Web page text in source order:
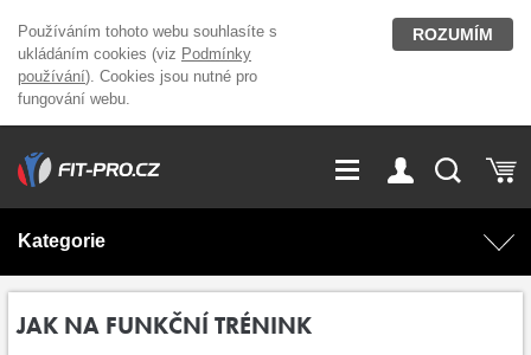
Používáním tohoto webu souhlasíte s
ukládáním cookies (viz Podmínky
používání). Cookies jsou nutné pro
fungování webu.
ROZUMÍM
GDPR
Přihlášení
Kategorie
JAK NA FUNKČNÍ TRÉNINK